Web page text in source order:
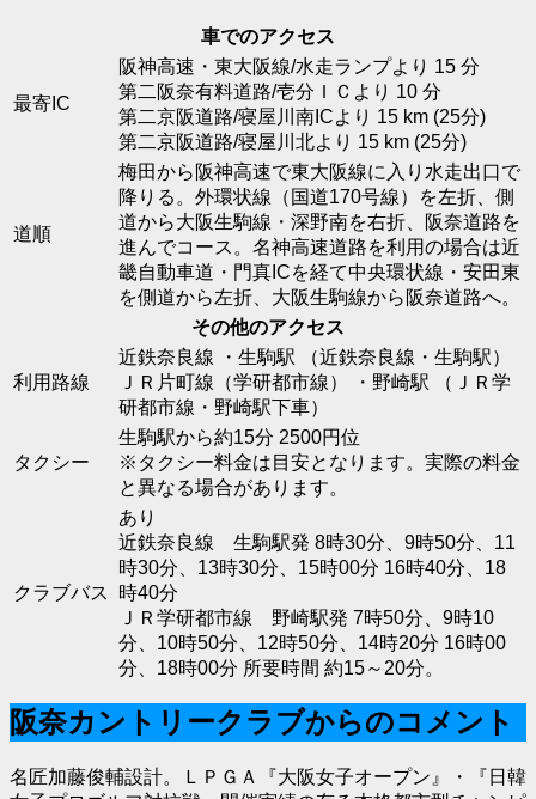
車でのアクセス
最寄IC
阪神高速・東大阪線/水走ランプより 15 分
第二阪奈有料道路/壱分ＩＣより 10 分
第二京阪道路/寝屋川南ICより 15 km (25分)
第二京阪道路/寝屋川北より 15 km (25分)
道順
梅田から阪神高速で東大阪線に入り水走出口で
降りる。外環状線（国道170号線）を左折、側
道から大阪生駒線・深野南を右折、阪奈道路を
進んでコース。名神高速道路を利用の場合は近
畿自動車道・門真ICを経て中央環状線・安田東
を側道から左折、大阪生駒線から阪奈道路へ。
その他のアクセス
利用路線
近鉄奈良線 ・生駒駅 （近鉄奈良線・生駒駅）
ＪＲ片町線（学研都市線） ・野崎駅 （ＪＲ学
研都市線・野崎駅下車）
タクシー
生駒駅から約15分 2500円位
※タクシー料金は目安となります。実際の料金
と異なる場合があります。
クラブバス
あり
近鉄奈良線 生駒駅発 8時30分、9時50分、11
時30分、13時30分、15時00分 16時40分、18
時40分
ＪＲ学研都市線 野崎駅発 7時50分、9時10
分、10時50分、12時50分、14時20分 16時00
分、18時00分 所要時間 約15～20分。
阪奈カントリークラブからのコメント
名匠加藤俊輔設計。ＬＰＧＡ『大阪女子オープン』・『日韓